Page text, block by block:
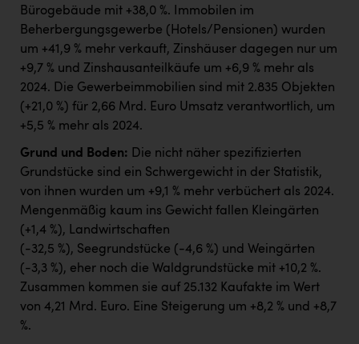
Bürogebäude mit +38,0 %. Immobilen im
Beherbergungsgewerbe (Hotels/Pensionen) wurden
um +41,9 % mehr verkauft, Zinshäuser dagegen nur um
+9,7 % und Zinshausanteilkäufe um +6,9 % mehr als
2024. Die Gewerbeimmobilien sind mit 2.835 Objekten
(+21,0 %) für 2,66 Mrd. Euro Umsatz verantwortlich, um
+5,5 % mehr als 2024.
Grund und Boden: Die nicht näher spezifizierten
Grundstücke sind ein Schwergewicht in der Statistik,
von ihnen wurden um +9,1 % mehr verbüchert als 2024.
Mengenmäßig kaum ins Gewicht fallen Kleingärten
(+1,4 %), Landwirtschaften
(-32,5 %), Seegrundstücke (-4,6 %) und Weingärten
(-3,3 %), eher noch die Waldgrundstücke mit +10,2 %.
Zusammen kommen sie auf 25.132 Kaufakte im Wert
von 4,21 Mrd. Euro. Eine Steigerung um +8,2 % und +8,7
%.